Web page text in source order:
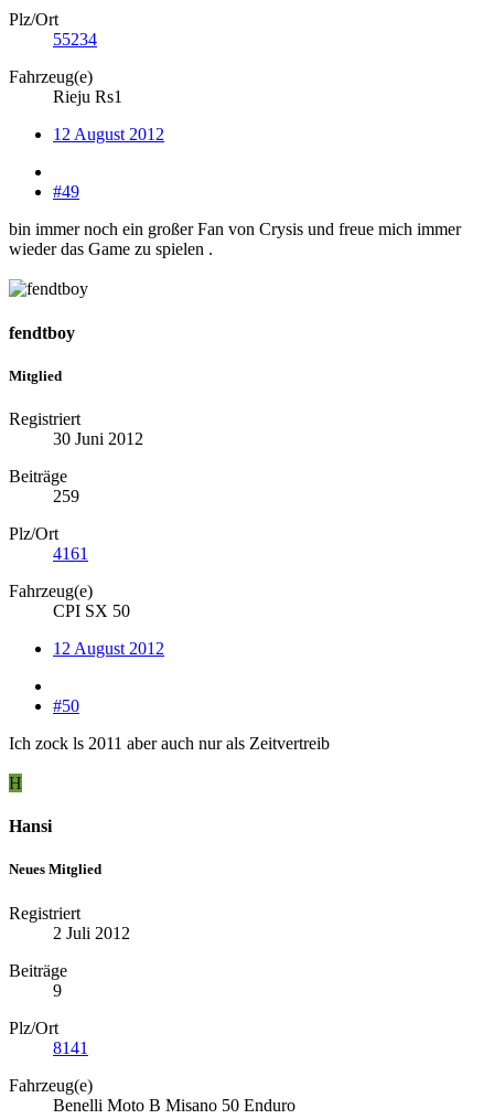
Plz/Ort
55234
Fahrzeug(e)
Rieju Rs1
12 August 2012
#49
bin immer noch ein großer Fan von Crysis und freue mich immer
wieder das Game zu spielen .
fendtboy
Mitglied
Registriert
30 Juni 2012
Beiträge
259
Plz/Ort
4161
Fahrzeug(e)
CPI SX 50
12 August 2012
#50
Ich zock ls 2011 aber auch nur als Zeitvertreib
H
Hansi
Neues Mitglied
Registriert
2 Juli 2012
Beiträge
9
Plz/Ort
8141
Fahrzeug(e)
Benelli Moto B Misano 50 Enduro